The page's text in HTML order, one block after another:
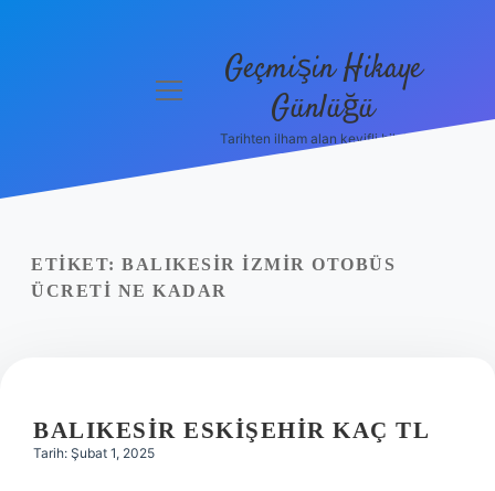
Yasal Uyarı
menüyü
Geçmişin Hikaye
Günlüğü
Tarihten ilham alan keyifli bilgiler!
ETIKET: BALIKESIR İZMIR OTOBÜS
ÜCRETI NE KADAR
BALIKESIR ESKIŞEHIR KAÇ TL
Tarih: Şubat 1, 2025